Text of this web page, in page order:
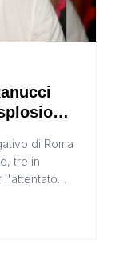
di Roma
tre in
l'attentato